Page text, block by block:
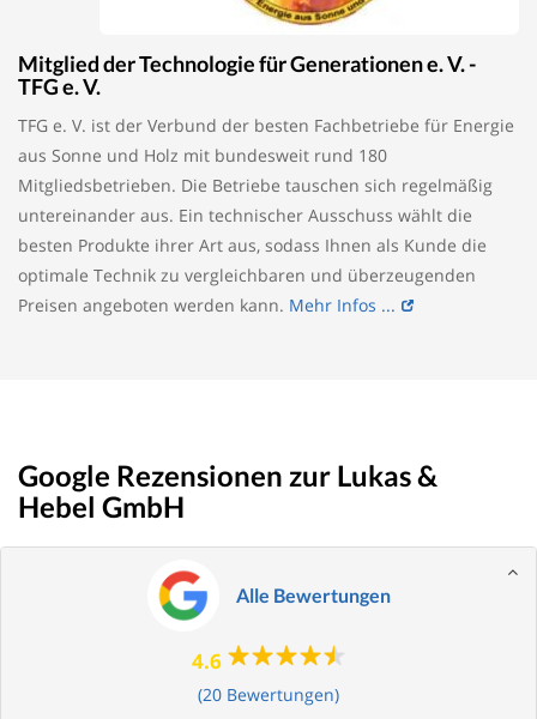
Mitglied der Technologie für Generationen e. V. -
TFG e. V.
TFG e. V. ist der Verbund der besten Fachbetriebe für Energie
aus Sonne und Holz mit bundesweit rund 180
Mitgliedsbetrieben. Die Betriebe tauschen sich regelmäßig
untereinander aus. Ein technischer Ausschuss wählt die
besten Produkte ihrer Art aus, sodass Ihnen als Kunde die
optimale Technik zu vergleichbaren und überzeugenden
Preisen angeboten werden kann. Mehr Infos ...
Google Rezensionen zur Lukas &
Hebel GmbH
Alle Bewertungen
4.6
(20 Bewertungen)